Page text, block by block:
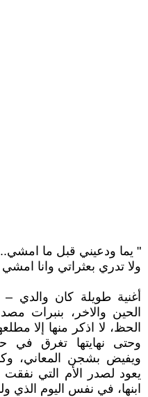
" يما ودعيني قبل ما
ولا تدري بعثراتي وانا
أغنية طويلة كان والدي
الحين والاخر، بنبرات
الحظ، لا اذكر منها إلا
وحتى نهايتها تغرق
ويفيض بشجن المعاني،
يعود لصدر الأم التي
ابنها، في نفس اليوم الذي